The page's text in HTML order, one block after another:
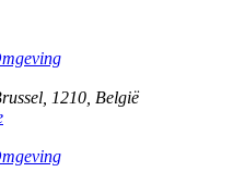
1210 België